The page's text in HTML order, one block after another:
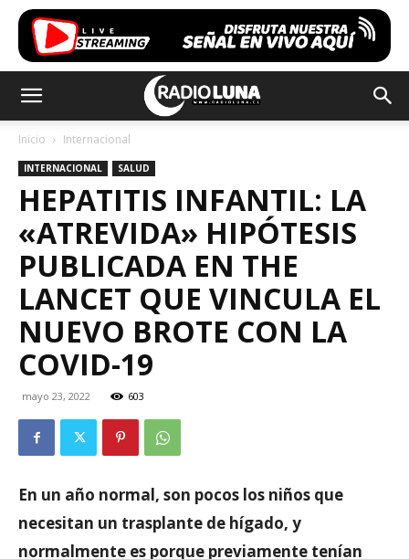
Inicio Internacional
INTERNACIONAL SALUD
HEPATITIS INFANTIL: LA
«ATREVIDA» HIPÓTESIS
PUBLICADA EN THE
LANCET QUE VINCULA EL
NUEVO BROTE CON LA
COVID-19
mayo 23, 2022 603
En un año normal, son pocos los niños que
necesitan un trasplante de hígado, y
normalmente es porque previamente tenían